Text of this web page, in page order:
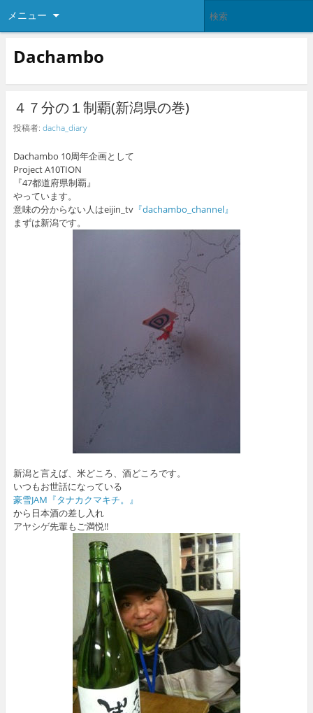
メニュー
Dachambo
４７分の１制覇(新潟県の巻)
投稿者: dacha_diary
Dachambo 10周年企画として
Project A10TION
『47都道府県制覇』
やっています。
意味の分からない人はeijin_tv『dachambo_channel』
まずは新潟です。
新潟と言えば、米どころ、酒どころです。
いつもお世話になっている
豪雪JAM 『タナカクマキチ。』
から日本酒の差し入れ
アヤシゲ先輩もご満悦!!